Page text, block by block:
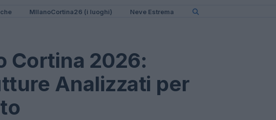
MIlanoCortina26 (i luoghi) Neve Estrema
Cortina 2026:
Analizzati per